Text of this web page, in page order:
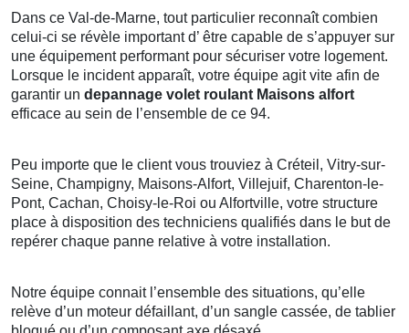
Dans ce Val-de-Marne, tout particulier reconnaît combien
celui-ci se révèle important d’ être capable de s’appuyer sur
une équipement performant pour sécuriser votre logement.
Lorsque le incident apparaît, votre équipe agit vite afin de
garantir un depannage volet roulant Maisons alfort
efficace au sein de l’ensemble de ce 94.
Peu importe que le client vous trouviez à Créteil, Vitry-sur-
Seine, Champigny, Maisons-Alfort, Villejuif, Charenton-le-
Pont, Cachan, Choisy-le-Roi ou Alfortville, votre structure
place à disposition des techniciens qualifiés dans le but de
repérer chaque panne relative à votre installation.
Notre équipe connait l’ensemble des situations, qu’elle
relève d’un moteur défaillant, d’un sangle cassée, de tablier